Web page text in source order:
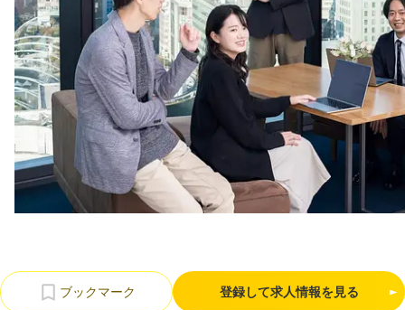
転職
大学発スタートアップ
導入事例
お問い合わせ
法人向け資料ダウンロード
パートナーの方へ
登録して求人情報を見る